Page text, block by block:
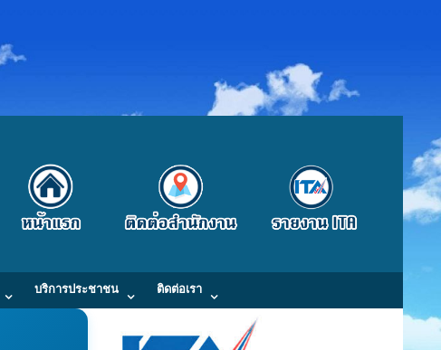
บริการประชาชน ติดต่อเรา